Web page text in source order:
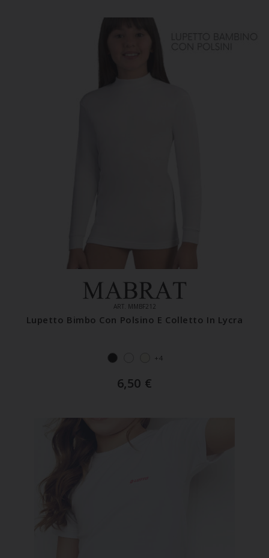
ART. MMBF212
Lupetto Bimbo Con Polsino E Colletto In Lycra
+4
6,50 €